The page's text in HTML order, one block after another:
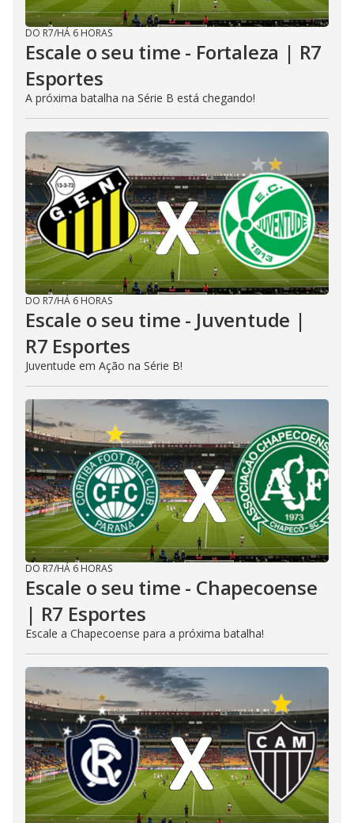
DO R7/HÁ 6 HORAS
Escale o seu time - Fortaleza | R7
Esportes
A próxima batalha na Série B está chegando!
DO R7/HÁ 6 HORAS
Escale o seu time - Juventude |
R7 Esportes
Juventude em Ação na Série B!
DO R7/HÁ 6 HORAS
Escale o seu time - Chapecoense
| R7 Esportes
Escale a Chapecoense para a próxima batalha!